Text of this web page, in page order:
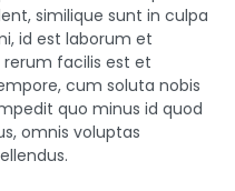
similique sunt in culpa
id est laborum et
facilis est et
cum soluta nobis
quo minus id quod
omnis voluptas